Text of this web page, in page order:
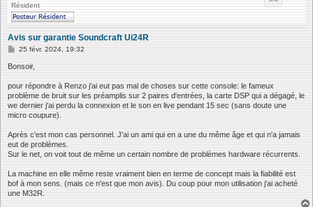
Résident
Avis sur garantie Soundcraft Ui24R
M
s
g
e
25 févr. 2024, 19:32
Bonsoir,
pour répondre à Renzo j'ai eut pas mal de choses sur cette console: le fameux
problème de bruit sur les préamplis sur 2 paires d'entrées, la carte DSP qui a dégagé, le
we dernier j'ai perdu la connexion et le son en live pendant 15 sec (sans doute une
micro coupure).
Après c'est mon cas personnel. J'ai un ami qui en a une du même âge et qui n'a jamais
eut de problèmes.
Sur le net, on voit tout de même un certain nombre de problèmes hardware récurrents.
La machine en elle même reste vraiment bien en terme de concept mais la fiabilité est
bof à mon sens. (mais ce n'est que mon avis). Du coup pour mon utilisation j'ai acheté
une M32R.